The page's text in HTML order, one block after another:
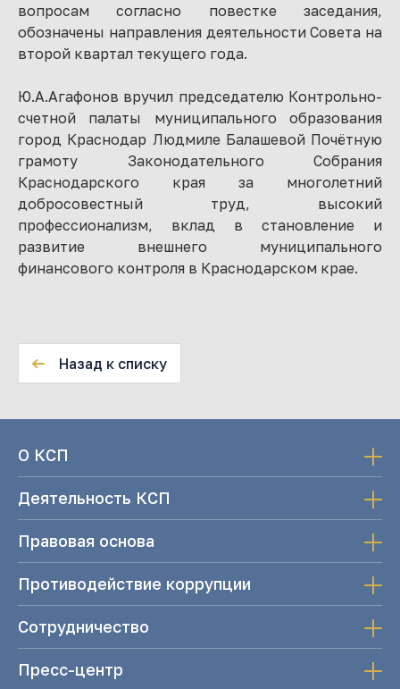
вопросам согласно повестке заседания,
обозначены направления деятельности Совета на
второй квартал текущего года.
Ю.А.Агафонов вручил председателю Контрольно-
счетной палаты муниципального образования
город Краснодар Людмиле Балашевой Почётную
грамоту Законодательного Собрания
Краснодарского края за многолетний
добросовестный труд, высокий
профессионализм, вклад в становление и
развитие внешнего муниципального
финансового контроля в Краснодарском крае.
Назад к списку
О КСП
Деятельность КСП
Правовая основа
Противодействие коррупции
Сотрудничество
Пресс-центр